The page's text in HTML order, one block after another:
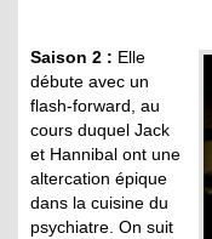
Saison 2 : Elle
débute avec un
flash-forward, au
cours duquel Jack
et Hannibal ont une
altercation épique
dans la cuisine du
psychiatre. On suit